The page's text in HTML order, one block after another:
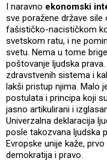
I naravno ekonomski
sve poražene države
fašističko-nacističkom
svetskom ratu, i ne
svetu. Nema u tome
poštovanje ljudska
zdravstvenih sistema i
lakši pristup njima. Malo
postulata i principa koji
jasno artikulirani i
Univerzalna deklaracija
posle takozvana ljudska
Evropske unije kaže,
demokratija i pravo.